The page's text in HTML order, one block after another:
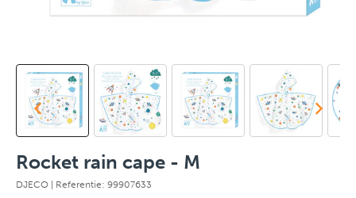
Rocket rain cape - M
DJECO | Referentie: 99907633